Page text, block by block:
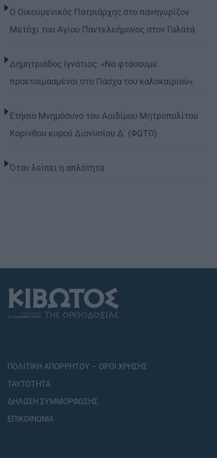
Ο Οικουμενικός Πατριάρχης στο πανηγυρίζον
Μετόχι του Αγίου Παντελεήμονος στον Γαλατά
Δημητριάδος Ιγνάτιος: «Να φτάσουμε
προετοιμασμένοι στο Πάσχα του καλοκαιριού»
Ετήσιο Μνημόσυνο του Αοιδίμου Μητροπολίτου
Κορίνθου κυρού Διονυσίου Δ΄ (ΦΩΤΟ)
Όταν λείπει η απλότητα
ΠΟΛΙΤΙΚΗ ΑΠΟΡΡΗΤΟΥ – ΟΡΟΙ ΧΡΗΣΗΣ
ΤΑΥΤΟΤΗΤΑ
ΔΗΛΩΣΗ ΣΥΜΜΟΡΦΩΣΗΣ
ΕΠΙΚΟΙΝΩΝΙΑ